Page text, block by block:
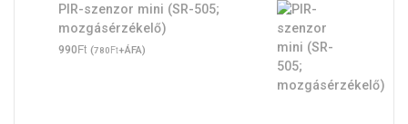
PIR-szenzor mini (SR-505;
mozgásérzékelő)
990Ft (780Ft+ÁFA)